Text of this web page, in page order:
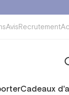
AvisRecrutement
Cadeaux